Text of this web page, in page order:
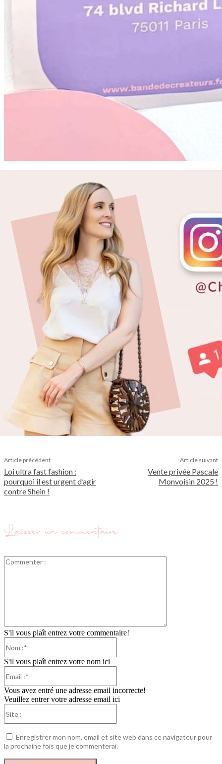
Article précédent
Loi ultra fast fashion :
pourquoi il est urgent d’agir
contre Shein !
Article suivant
Vente privée Pascale
Monvoisin 2025 !
Laisser un commentaire
S'il vous plaît entrez votre commentaire!
S'il vous plaît entrez votre nom ici
Vous avez entré une adresse email incorrecte!
Veuillez entrer votre adresse email ici
Enregistrer mon nom, email et site web dans ce navigateur pour
la prochaine fois que je commenterai.